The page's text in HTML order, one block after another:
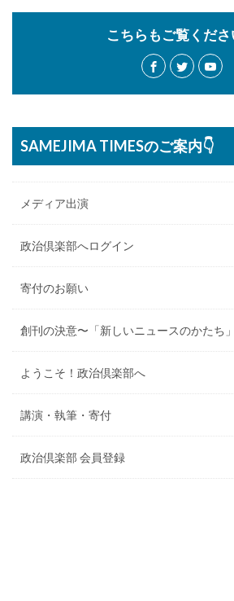
こちらもご覧くださ
SAMEJIMA TIMESのご案内👇
メディア出演
政治倶楽部へログイン
寄付のお願い
創刊の決意〜「新しいニュースのかたち
ようこそ！政治倶楽部へ
講演・執筆・寄付
政治倶楽部 会員登録